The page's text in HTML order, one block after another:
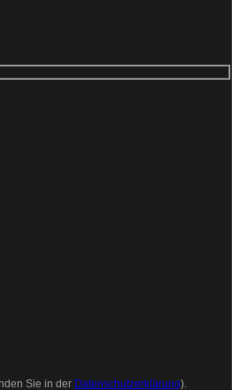
Sie in der Datenschutzerklärung).